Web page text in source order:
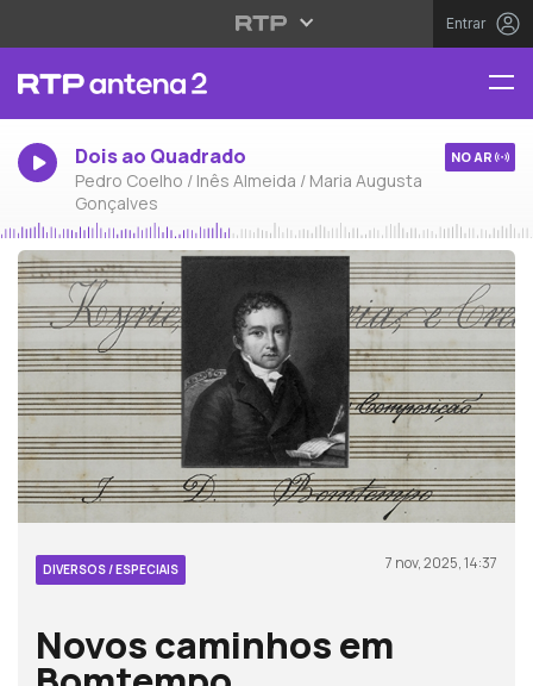
Entrar
Dois ao Quadrado
Pedro Coelho / Inês Almeida / Maria Augusta
Gonçalves
NO AR
DIVERSOS / ESPECIAIS 7 nov, 2025, 14:37
Novos caminhos em